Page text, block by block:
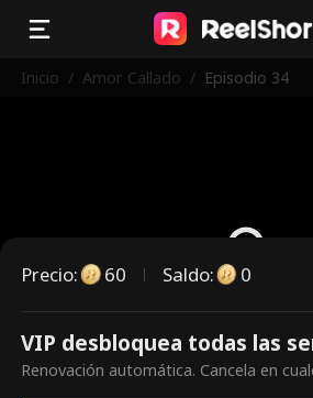
Inicio / Amor Callado / Episodio 34
Es un episodio
Desbloquéalo
Precio: 60 Saldo: 0
VIP desbloquea todas las
Renovación automática. Cancela en